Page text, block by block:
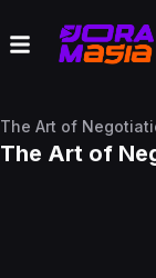
The Art of
The Art of